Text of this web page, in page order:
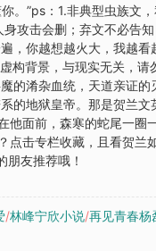
。”ps：1.非典型虫族
攻击会删；弃文不必告
，你越想越火大，我越
构背景，与现实无关，
的淆杂血统，天道亲证
的地狱皇帝。那是贺兰
面前，森寒的蛇尾一
击专栏收藏，且看贺兰
友推荐哦！
/林峰宁欣小说/再见青春杨